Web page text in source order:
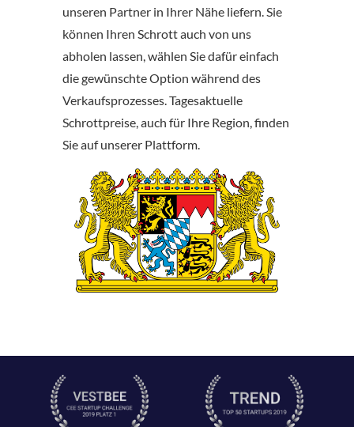
unseren Partner in Ihrer Nähe liefern. Sie
können Ihren Schrott auch von uns
abholen lassen, wählen Sie dafür einfach
die gewünschte Option während des
Verkaufsprozesses. Tagesaktuelle
Schrottpreise, auch für Ihre Region, finden
Sie auf unserer Plattform.